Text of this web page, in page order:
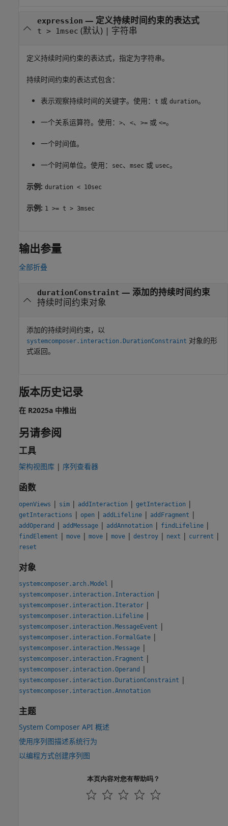
expression — 定义持续时间约束的表达式
t > 1msec (默认) | 字符串
定义持续时间约束的表达式，指定为字符串。
持续时间约束的表达式包含：
表示观察持续时间的关键字。使用： t 或 duration。
一个关系运算符。使用： >、 <、 >= 或 <=。
一个时间值。
一个时间单位。使用： sec、 msec 或 usec。
示例: duration < 10sec
示例: 1 >= t > 3msec
输出参量
全部折叠
durationConstraint — 添加的持续时间约束
持续时间约束对象
添加的持续时间约束，以
systemcomposer.interaction.DurationConstraint 对象的形
式返回。
版本历史记录
在 R2025a 中推出
另请参阅
工具
架构视图库 | 序列查看器
函数
openViews | sim | addInteraction | getInteraction |
getInteractions | open | addLifeline | addFragment |
addOperand | addMessage | addAnnotation | findLifeline |
findElement | move | move | move | destroy | next | current |
reset
对象
systemcomposer.arch.Model |
systemcomposer.interaction.Interaction |
systemcomposer.interaction.Iterator |
systemcomposer.interaction.Lifeline |
systemcomposer.interaction.MessageEvent |
systemcomposer.interaction.FormalGate |
systemcomposer.interaction.Message |
systemcomposer.interaction.Fragment |
systemcomposer.interaction.Operand |
systemcomposer.interaction.DurationConstraint |
systemcomposer.interaction.Annotation
主题
System Composer API 概述
使用序列图描述系统行为
以编程方式创建序列图
本页内容对您有帮助吗？